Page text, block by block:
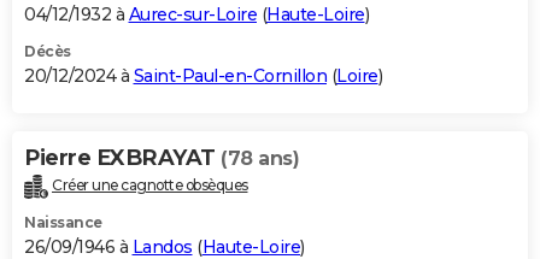
04/12/1932 à Aurec-sur-Loire (Haute-Loire)
Décès
20/12/2024 à Saint-Paul-en-Cornillon (Loire)
Pierre EXBRAYAT (78 ans)
Créer une cagnotte obsèques
Naissance
26/09/1946 à Landos (Haute-Loire)